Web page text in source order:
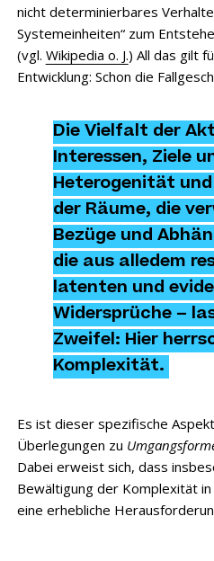
nicht determinierbares
Systemeinheiten“ zum
(vgl. Wikipedia o. J.) All das gilt
Entwicklung: Schon die
Die Vielfalt der
Interessen, Ziele
Heterogenität
der Räume, die
Bezüge und
die aus alledem
latenten und
Widersprüche –
Zweifel: Hier
Komplexität.
Es ist dieser spezifische
Überlegungen zu
Dabei erweist sich, dass
Bewältigung der Komplexität
eine erhebliche